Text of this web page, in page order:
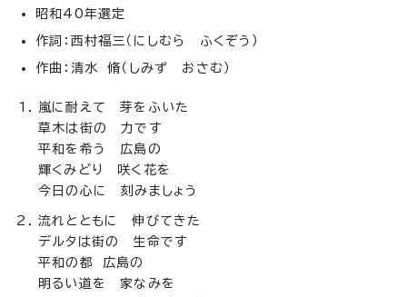
昭和40年選定
作詞：西村福三（にしむら ふくぞう）
作曲：清水 脩（しみず おさむ）
嵐に耐えて 芽をふいた
草木は街の 力です
平和を希う 広島の
輝くみどり 咲く花を
今日の心に 刻みましょう
流れとともに 伸びてきた
デルタは街の 生命です
平和の都 広島の
明るい道を 家なみを